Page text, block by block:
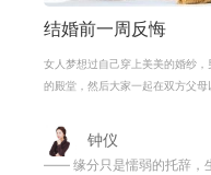
结婚前一周反悔
女人梦想过自己穿上美美的婚纱
的殿堂，然后大家一起在双方父
钟仪
—— 缘分只是懦弱的托辞，